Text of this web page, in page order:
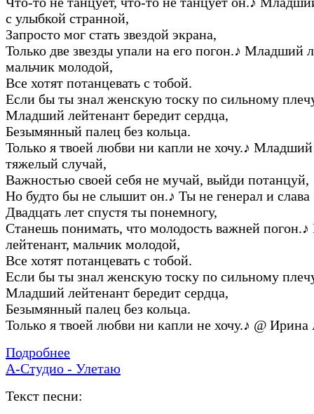
с улыбкой странной,
Запросто мог стать звездой экрана,
Только две звезды упали на его погон.♪ Младший
мальчик молодой,
Все хотят потанцевать с тобой.
Если бы ты знал женскую тоску по сильному
Младший лейтенант бередит сердца,
Безымянный палец без кольца.
Только я твоей любви ни капли не хочу.♪ Младший
тяжелый случай,
Важностью своей себя не мучай, выйди потанцуй,
Но будто бы не слышит он.♪ Ты не генерал и слава
Двадцать лет спустя ты понемногу,
Станешь понимать, что молодость важней погон.♪
лейтенант, мальчик молодой,
Все хотят потанцевать с тобой.
Если бы ты знал женскую тоску по сильному
Младший лейтенант бередит сердца,
Безымянный палец без кольца.
Только я твоей любви ни капли не хочу.♪ @ Ирина
Подробнее
А-Студио - Улетаю
Текст песни: